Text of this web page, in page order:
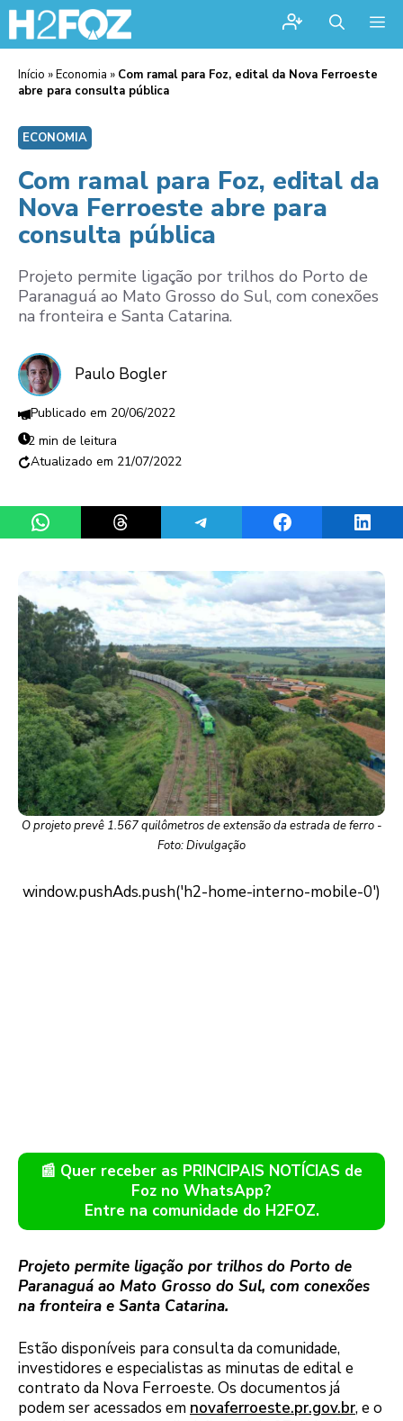
Início »Economia » Com ramal para Foz, edital da Nova Ferroeste
abre para consulta pública
ECONOMIA
Com ramal para Foz, edital da
Nova Ferroeste abre para
consulta pública
Projeto permite ligação por trilhos do Porto de
Paranaguá ao Mato Grosso do Sul, com conexões
na fronteira e Santa Catarina.
Paulo Bogler
20/06/2022
2 min de leitura
21/07/2022
Share on WhatsAppShare on ThreadsShare on TelegramShare on Facebook
O projeto prevê 1.567 quilômetros de extensão da estrada de ferro -
Foto: Divulgação
📰 Quer receber as PRINCIPAIS NOTÍCIAS de
Foz no WhatsApp?
Entre na comunidade do H2FOZ.
Projeto permite ligação por trilhos do Porto de
Paranaguá ao Mato Grosso do Sul, com conexões
na fronteira e Santa Catarina.
Estão disponíveis para consulta da comunidade,
investidores e especialistas as minutas de edital e
contrato da Nova Ferroeste. Os documentos já
podem ser acessados em novaferroeste.pr.gov.br, e o